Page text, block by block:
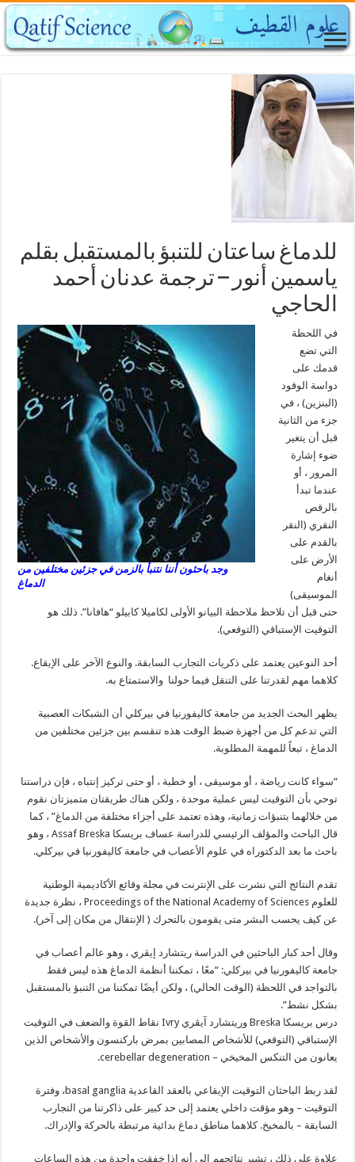
للدماغ ساعتان للتنبؤ بالمستقبل بقلم
ياسمين أنور – ترجمة عدنان أحمد
الحاجي
وجد باحثون أننا نتنبأ بالزمن في جزئين مختلفين من
الدماغ
في اللحظة
التي تضع
قدمك على
دواسة الوقود
(البنزين) ، في
جزء من الثانية
قبل أن يتغير
ضوء إشارة
المرور ، أو
عندما تبدأ
بالرقص
النقري (النقر
بالقدم على
الأرض على
أنغام
الموسيقى)
حتى قبل أن تلاحظ ملاحظة البيانو الأولى لكاميلا كابيلو “هافانا”. ذلك هو
التوقيت الإستباقي (التوقعي).
أحد النوعين يعتمد على ذكريات التجارب السابقة. والنوع الآخر على الإيقاع.
كلاهما مهم لقدرتنا على التنقل فيما حولنا والاستمتاع به.
يظهر البحث الجديد من جامعة كاليفورنيا في بيركلي أن الشبكات العصبية
التي تدعم كل من أجهزة ضبط الوقت هذه تنقسم بين جزئين مختلفين من
الدماغ ، تبعاً للمهمة المطلوبة.
“سواء كانت رياضة ، أو موسيقى ، أو خطبة ، أو حتى تركيز إنتباه ، فإن دراستنا
توحي بأن التوقيت ليس عملية موحدة ، ولكن هناك طريقتان متميزتان نقوم
من خلالهما بتنبؤات زمانية، وهذه تعتمد على أجزاء مختلفة من الدماغ” ، كما
قال الباحث والمؤلف الرئيسي للدراسة عساف بريسكا Assaf Breska ، وهو
باحث ما بعد الدكتوراه في علوم الأعصاب في جامعة كاليفورنيا في بيركلي.
تقدم النتائج التي نشرت على الإنترنت في مجلة وقائع الأكاديمية الوطنية
للعلوم Proceedings of the National Academy of Sciences ، نظرة جديدة
عن كيف يحسب البشر متى يقومون بالتحرك ( الإنتقال من مكان إلى آخر).
وقال أحد كبار الباحثين في الدراسة ريتشارد إيڤري ، وهو عالم أعصاب في
جامعة كاليفورنيا في بيركلي: “معًا ، تمكننا أنظمة الدماغ هذه ليس فقط
بالتواجد في اللحظة (الوقت الحالي) ، ولكن أيضًا تمكننا من التنبؤ بالمستقبل
بشكل نشط”.
درس بريسكا Breska وريتشارد آيڤري Ivry نقاط القوة والضعف في التوقيت
الإستباقي (التوقعي) للأشخاص المصابين بمرض باركنسون والأشخاص الذين
يعانون من التنكس المخيخي – cerebellar degeneration.
لقد ربط الباحثان التوقيت الإيقاعي بالعقد القاعدية basal ganglia، وفترة
التوقيت – وهو مؤقت داخلي يعتمد إلى حد كبير على ذاكرتنا من التجارب
السابقة – بالمخيخ. كلاهما مناطق دماغ بدائية مرتبطة بالحركة والإدراك.
علاوة على ذلك ، تشير نتائجهم إلى أنه إذا خفقت واحدة من هذه الساعات